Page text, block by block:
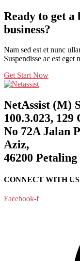
Ready to get
business?
Nam sed est et nunc
Suspendisse ac est
Get Start Now
NetAssist (M)
100.3.023,
No 72A Jalan
Aziz,
46200
CONNECT WITH US
Facebook-f